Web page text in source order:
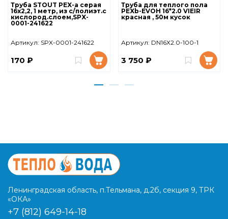
Труба STOUT PEX-a серая
16x2,2, 1 метр, из с/полиэт.с
кислород.слоем,SPX-
0001-241622
Артикул: SPX-0001-241622
170 ₽
Труба для теплого пола
PEXb-EVOH 16*2.0 VIEIR
красная , 50м кусок
Артикул: DN16Х2.0-100-1
3 750 ₽
Ленинградская область, п.Тельмана, д.2б, секция 9, ТРК
«ОКА»
+7 (812) 649-14-18